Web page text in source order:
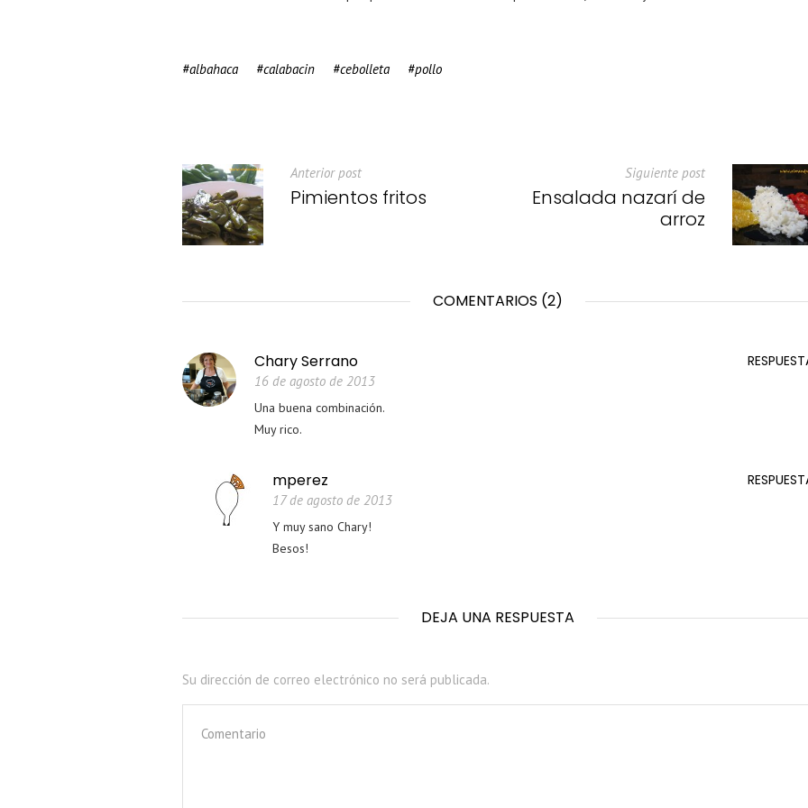
albahaca calabacin cebolleta pollo
Anterior post
Pimientos fritos
Siguiente post
Ensalada nazarí de
arroz
COMENTARIOS (2)
Chary Serrano
16 de agosto de 2013
Una buena combinación.
Muy rico.
mperez
17 de agosto de 2013
Y muy sano Chary!
Besos!
DEJA UNA RESPUESTA
Su dirección de correo electrónico no será publicada.